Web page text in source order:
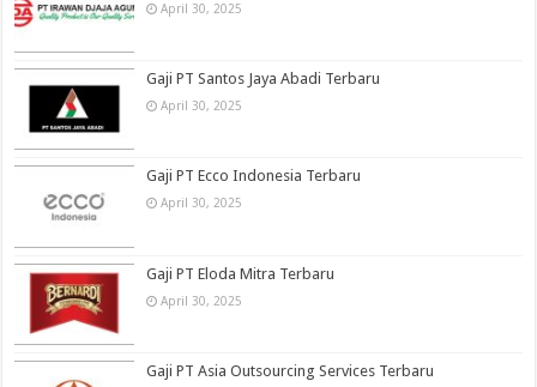
April 30, 2025
Gaji PT Santos Jaya Abadi Terbaru
April 30, 2025
Gaji PT Ecco Indonesia Terbaru
April 30, 2025
Gaji PT Eloda Mitra Terbaru
April 30, 2025
Gaji PT Asia Outsourcing Services Terbaru